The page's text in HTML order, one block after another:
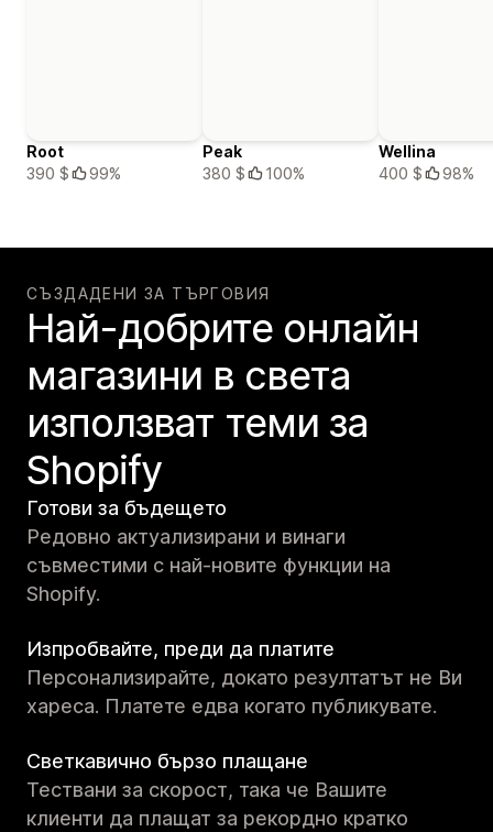
Root
390 $
99%
Peak
380 $
100%
Wellina
400 $
98%
СЪЗДАДЕНИ ЗА ТЪРГОВИЯ
Най-добрите онлайн
магазини в света
използват теми за
Shopify
Готови за бъдещето
Редовно актуализирани и винаги
съвместими с най-новите функции на
Shopify.
Изпробвайте, преди да платите
Персонализирайте, докато резултатът не Ви
хареса. Платете едва когато публикувате.
Светкавично бързо плащане
Тествани за скорост, така че Вашите
клиенти да плащат за рекордно кратко